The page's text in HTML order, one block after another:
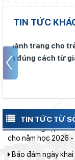
TIN TỨC
TIN TỨC TỪ
chính sách giáo dục
chính gắn với áp
Lâm Đồng chủ
Thắp sáng văn
Gieo mầm hiếu
Lâm Đồng tập huấn cán bộ quản lý ngành Giáo dục, sẵn sàng
cho năm học 2026
Bảo đảm ngày khai giảng thực sự là ngày hội của học sinh và
giáo viên